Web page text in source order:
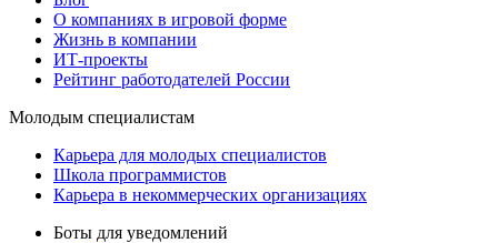
О компаниях в игровой форме
Жизнь в компании
ИТ-проекты
Рейтинг работодателей России
Молодым специалистам
Карьера для молодых специалистов
Школа программистов
Карьера в некоммерческих организациях
Боты для уведомлений